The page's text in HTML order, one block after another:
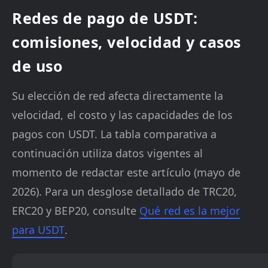
Redes de pago de USDT:
comisiones, velocidad y casos
de uso
Su elección de red afecta directamente la
velocidad, el costo y las capacidades de los
pagos con USDT. La tabla comparativa a
continuación utiliza datos vigentes al
momento de redactar este artículo (mayo de
2026). Para un desglose detallado de TRC20,
ERC20 y BEP20, consulte Qué red es la mejor
para USDT.